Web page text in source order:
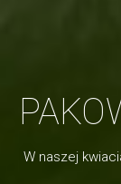
W naszej